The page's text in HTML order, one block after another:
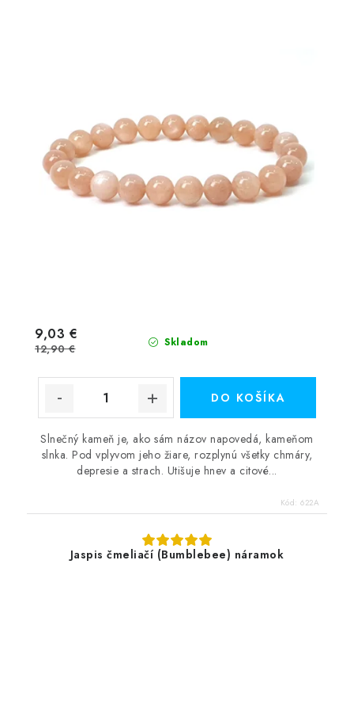
Skladom
9,03 €
12,90 €
DO KOŠÍKA
Slnečný kameň je, ako sám názov napovedá, kameňom
slnka. Pod vplyvom jeho žiare, rozplynú všetky chmáry,
depresie a strach. Utišuje hnev a citové...
Kód: 622A
Jaspis čmeliačí (Bumblebee) náramok